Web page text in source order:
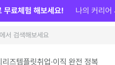
리즈템플릿취업·이직 완전 정복
무료체험 해보세요! 나의 커리어